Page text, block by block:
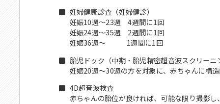
妊婦健康診査（妊婦健診）
妊娠10週～23週 4週間に1回
妊娠24週～35週 2週間に1回
妊娠36週～ 1週間に1回
胎児ドック（中期・胎児精密超音波スクリーニ
妊娠20週～30週の方を対象に、赤ちゃんに構
4D超音波検査
赤ちゃんの胎位が良ければ、可能な限り撮影